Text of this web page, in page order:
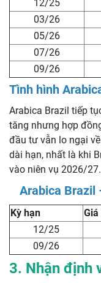
12/25
03/26
05/26
07/26
09/26
Tình hình
Arabica Brazil tiếp
tăng nhưng hợp
đầu tư vẫn lo ngại
dài hạn, nhất là khi
vào niên vụ 2026/27.
Arabica Brazil
Kỳ hạn
12/25
09/26
3. Nhận định